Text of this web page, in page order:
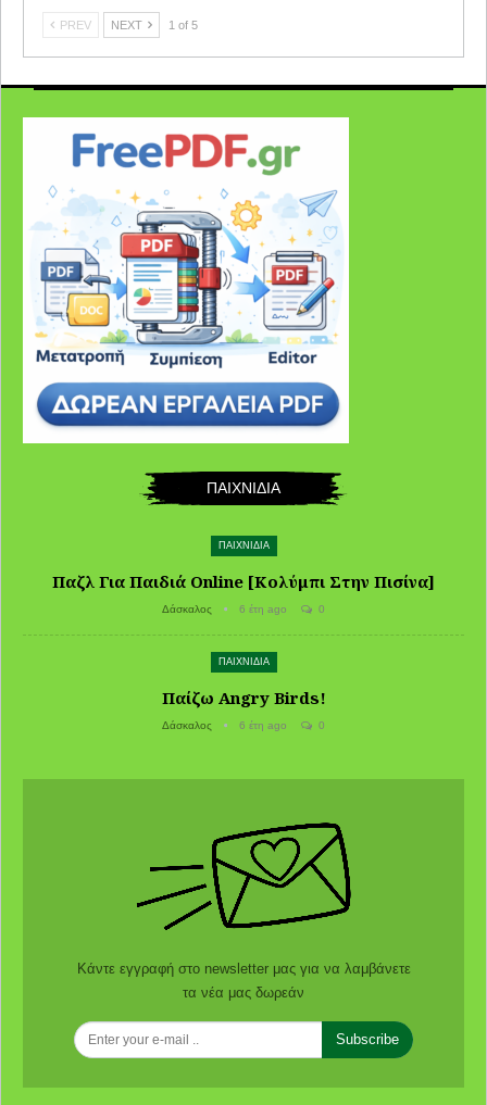
PREV NEXT 1 of 5
ΠΑΙΧΝΙΔΙΑ
ΠΑΙΧΝΙΔΙΑ
Παζλ Για Παιδιά Online [Κολύμπι Στην Πισίνα]
Δάσκαλος 6 έτη ago 0
ΠΑΙΧΝΙΔΙΑ
Παίζω Angry Birds!
Δάσκαλος 6 έτη ago 0
Κάντε εγγραφή στο newsletter μας για να λαμβάνετε
τα νέα μας δωρεάν
Subscribe